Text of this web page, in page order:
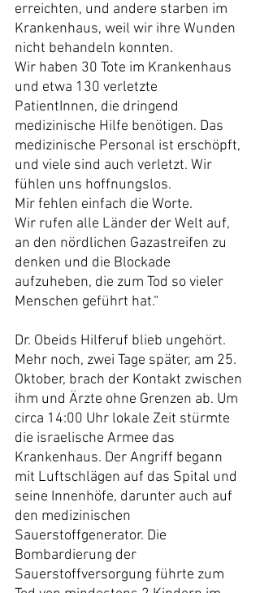
erreichten, und andere starben im
Krankenhaus, weil wir ihre Wunden
nicht behandeln konnten.
Wir haben 30 Tote im Krankenhaus
und etwa 130 verletzte
PatientInnen, die dringend
medizinische Hilfe benötigen. Das
medizinische Personal ist erschöpft,
und viele sind auch verletzt. Wir
fühlen uns hoffnungslos.
Mir fehlen einfach die Worte.
Wir rufen alle Länder der Welt auf,
an den nördlichen Gazastreifen zu
denken und die Blockade
aufzuheben, die zum Tod so vieler
Menschen geführt hat.“
Dr. Obeids Hilferuf blieb ungehört.
Mehr noch, zwei Tage später, am 25.
Oktober, brach der Kontakt zwischen
ihm und Ärzte ohne Grenzen ab. Um
circa 14:00 Uhr lokale Zeit stürmte
die israelische Armee das
Krankenhaus. Der Angriff begann
mit Luftschlägen auf das Spital und
seine Innenhöfe, darunter auch auf
den medizinischen
Sauerstoffgenerator. Die
Bombardierung der
Sauerstoffversorgung führte zum